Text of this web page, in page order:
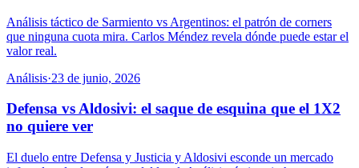
Análisis táctico de Sarmiento vs Argentinos: el patrón de corners
que ninguna cuota mira. Carlos Méndez revela dónde puede estar el
valor real.
Análisis·23 de junio, 2026
Defensa vs Aldosivi: el saque de esquina que el 1X2
no quiere ver
El duelo entre Defensa y Justicia y Aldosivi esconde un mercado